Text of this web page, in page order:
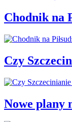
Chodnik na
Czy
Nowe plany